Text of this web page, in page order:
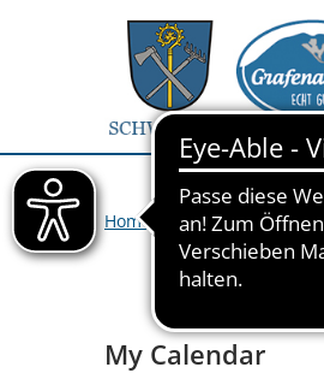
Home Veranstaltungen>
My Calendar